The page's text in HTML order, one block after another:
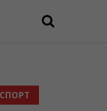
СПОРТ